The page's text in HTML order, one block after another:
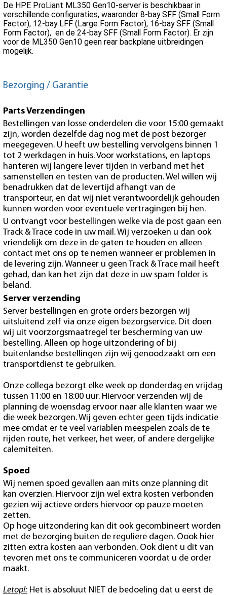
De HPE ProLiant ML350 Gen10-server is beschikbaar in
verschillende configuraties, waaronder 8-bay SFF (Small Form
Factor), 12-bay LFF (Large Form Factor), 16-bay SFF (Small
Form Factor), en de 24-bay SFF (Small Form Factor). Er zijn
voor de ML350 Gen10 geen rear backplane uitbreidingen
mogelijk.
Bezorging / Garantie
Parts Verzendingen
Bestellingen van losse onderdelen die voor 15:00 gemaakt
zijn, worden dezelfde dag nog met de post bezorger
meegegeven. U heeft uw bestelling vervolgens binnen 1
tot 2 werkdagen in huis. Voor workstations, en laptops
hanteren wij langere lever tijden in verband met het
samenstellen en testen van de producten. Wel willen wij
benadrukken dat de levertijd afhangt van de
transporteur, en dat wij niet verantwoordelijk gehouden
kunnen worden voor eventuele vertragingen bij hen.
U ontvangt voor bestellingen welke via de post gaan een
Track & Trace code in uw mail. Wij verzoeken u dan ook
vriendelijk om deze in de gaten te houden en alleen
contact met ons op te nemen wanneer er problemen in
de levering zijn. Wanneer u geen Track & Trace mail heeft
gehad, dan kan het zijn dat deze in uw spam folder is
beland.
Server verzending
Server bestellingen en grote orders bezorgen wij
uitsluitend zelf via onze eigen bezorgservice. Dit doen
wij uit voorzorgsmaatregel ter bescherming van uw
bestelling. Alleen op hoge uitzondering of bij
buitenlandse bestellingen zijn wij genoodzaakt om een
transportdienst te gebruiken.
Onze collega bezorgt elke week op donderdag en vrijdag
tussen 11:00 en 18:00 uur. Hiervoor verzenden wij de
planning de woensdag ervoor naar alle klanten waar we
die week bezorgen. Wij geven echter geen tijds indicatie
mee omdat er te veel variablen meespelen zoals de te
rijden route, het verkeer, het weer, of andere dergelijke
calemiteiten.
Spoed
Wij nemen spoed gevallen aan mits onze planning dit
kan overzien. Hiervoor zijn wel extra kosten verbonden
gezien wij actieve orders hiervoor op pauze moeten
zetten.
Op hoge uitzondering kan dit ook gecombineert worden
met de bezorging buiten de reguliere dagen. Oook hier
zitten extra kosten aan verbonden. Ook dient u dit van
tevoren met ons te communiceren voordat u de order
maakt.
Letop!: Het is absoluut NIET de bedoeling dat u eerst de